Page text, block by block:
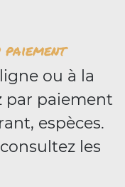
ou à la
par paiement
espèces.
les